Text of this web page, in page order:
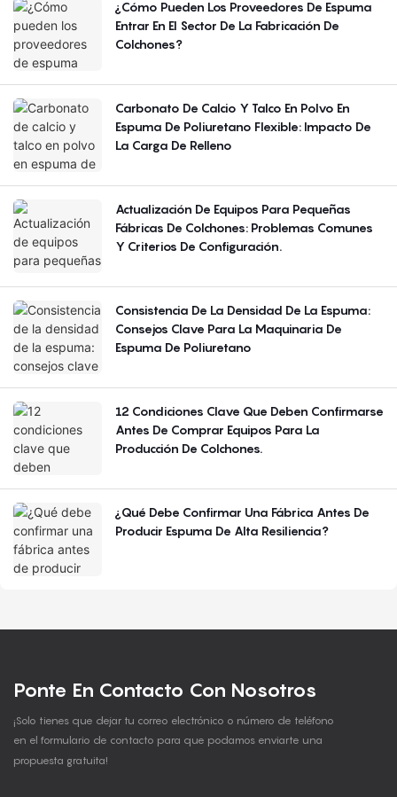
¿Cómo Pueden Los Proveedores De Espuma
Entrar En El Sector De La Fabricación De
Colchones?
Carbonato De Calcio Y Talco En Polvo En
Espuma De Poliuretano Flexible: Impacto De
La Carga De Relleno
Actualización De Equipos Para Pequeñas
Fábricas De Colchones: Problemas Comunes
Y Criterios De Configuración.
Consistencia De La Densidad De La Espuma:
Consejos Clave Para La Maquinaria De
Espuma De Poliuretano
12 Condiciones Clave Que Deben Confirmarse
Antes De Comprar Equipos Para La
Producción De Colchones.
¿Qué Debe Confirmar Una Fábrica Antes De
Producir Espuma De Alta Resiliencia?
Ponte En Contacto Con Nosotros
¡Solo tienes que dejar tu correo electrónico o número de teléfono
en el formulario de contacto para que podamos enviarte una
propuesta gratuita!